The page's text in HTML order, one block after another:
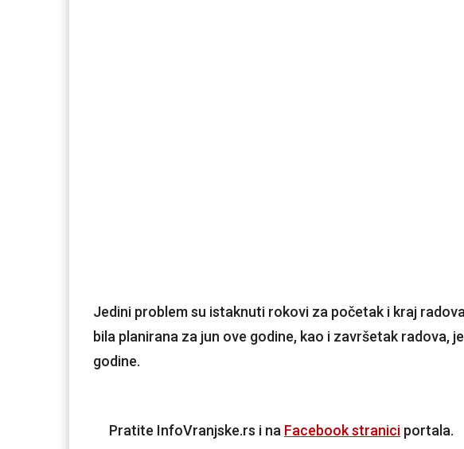
Jedini problem su istaknuti rokovi za početak i kraj
bila planirana za jun ove godine, kao i završetak radova,
godine.
Pratite InfoVranjske.rs i na Facebook stranici portala.